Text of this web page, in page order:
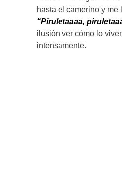
hasta el camerino y me
“Piruletaaaa,
ilusión ver cómo lo
intensamente.